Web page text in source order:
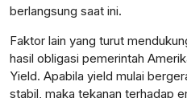
berlangsung saat ini.
Faktor lain yang turut
hasil obligasi pemerintah
Yield. Apabila yield mulai
stabil, maka tekanan terhadap